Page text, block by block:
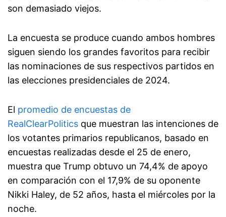
son demasiado viejos.
La encuesta se produce cuando ambos hombres
siguen siendo los grandes favoritos para recibir
las nominaciones de sus respectivos partidos en
las elecciones presidenciales de 2024.
El promedio de encuestas de
RealClearPolitics que muestran las intenciones de
los votantes primarios republicanos, basado en
encuestas realizadas desde el 25 de enero,
muestra que Trump obtuvo un 74,4% de apoyo
en comparación con el 17,9% de su oponente
Nikki Haley, de 52 años, hasta el miércoles por la
noche.